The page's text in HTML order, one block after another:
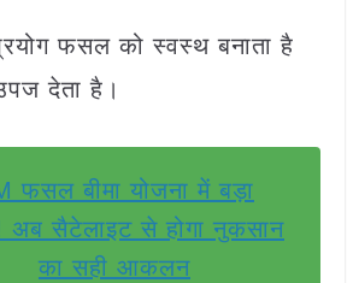
फसल को स्वस्थ बनाता है
देता है।
फसल बीमा योजना में बड़ा
अब सैटेलाइट से होगा नुकसान
का सही आकलन